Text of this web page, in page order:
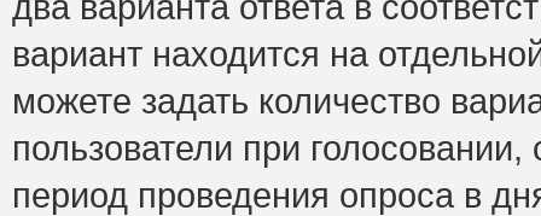
вариант находится на
можете задать количество
пользователи при
период проведения опроса в